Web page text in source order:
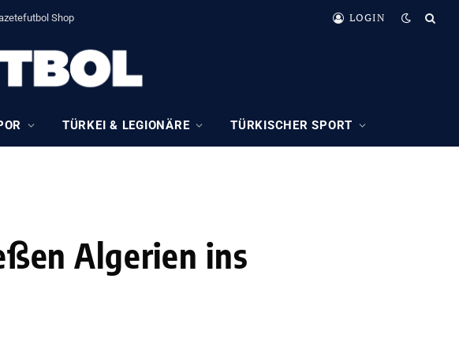
Shop LOGIN
TÜRKEI & LEGIONÄRE TÜRKISCHER SPORT
Algerien ins